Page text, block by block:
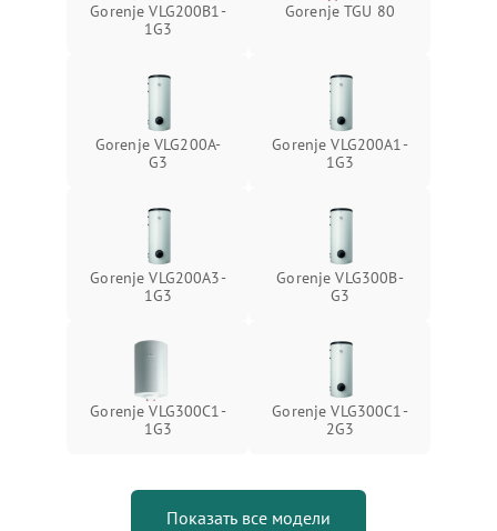
Gorenje VLG200B1-
1G3
Gorenje TGU 80
Gorenje VLG200A-
G3
Gorenje VLG200А1-
1G3
Gorenje VLG200A3-
1G3
Gorenje VLG300B-
G3
Gorenje VLG300C1-
1G3
Gorenje VLG300C1-
2G3
Показать все модели